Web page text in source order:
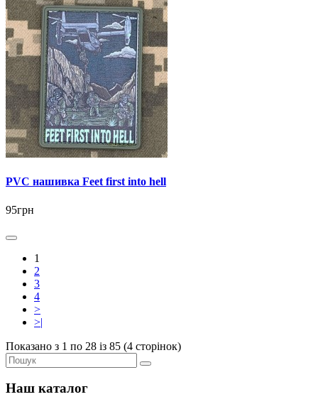
PVC нашивка Feet first into hell
95грн
1
2
3
4
>
>|
Показано з 1 по 28 із 85 (4 сторінок)
Наш каталог